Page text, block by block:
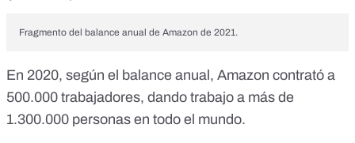
Fragmento del balance anual de Amazon de 2021.
En 2020, según el balance anual, Amazon contrató a
500.000 trabajadores, dando trabajo a más de
1.300.000 personas en todo el mundo.